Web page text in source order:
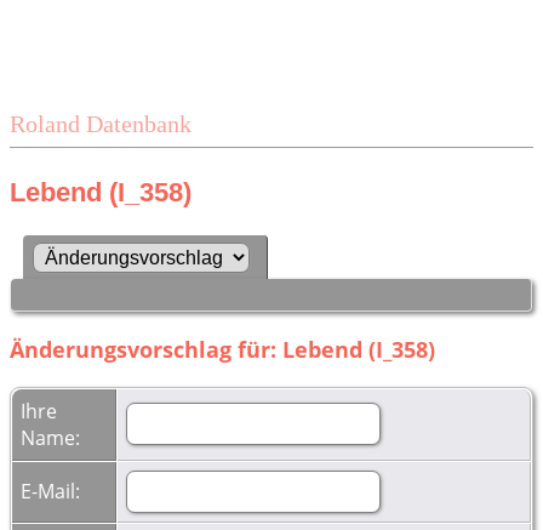
Roland Datenbank
Lebend (I_358)
Änderungsvorschlag für: Lebend (I_358)
Ihre
Name:
E-Mail: